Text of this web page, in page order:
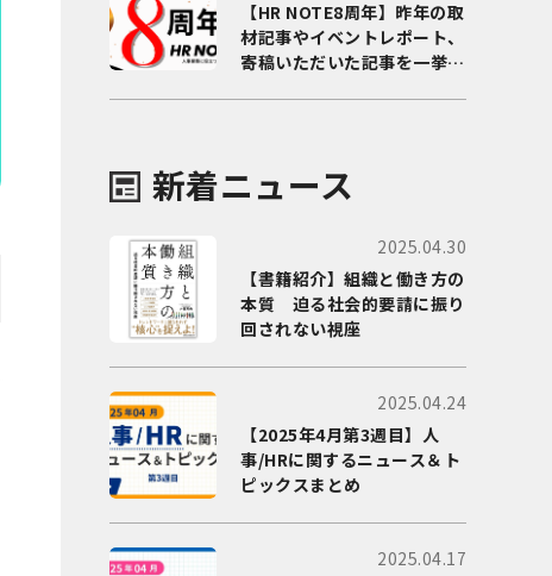
【HR NOTE8周年】昨年の取
材記事やイベントレポート、
寄稿いただいた記事を一挙に
新着ニュース
2025.04.30
【書籍紹介】組織と働き方の
本質 迫る社会的要請に振り
回されない視座
2025.04.24
【2025年4月第3週目】人
事/HRに関するニュース＆ト
ピックスまとめ
2025.04.17